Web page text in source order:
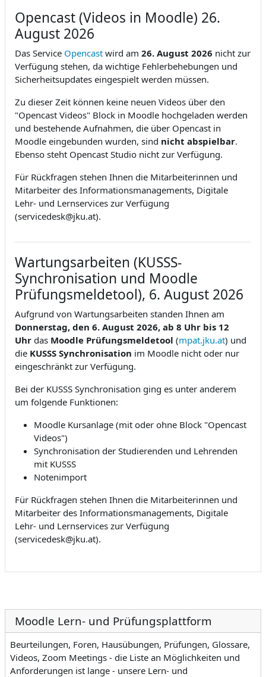
Opencast (Videos in Moodle) 26.
August 2026
Das Service Opencast wird am 26. August 2026 nicht zur
Verfügung stehen, da wichtige Fehlerbehebungen und
Sicherheitsupdates eingespielt werden müssen.
Zu dieser Zeit können keine neuen Videos über den
"Opencast Videos" Block in Moodle hochgeladen werden
und bestehende Aufnahmen, die über Opencast in
Moodle eingebunden wurden, sind nicht abspielbar.
Ebenso steht Opencast Studio nicht zur Verfügung.
Für Rückfragen stehen Ihnen die Mitarbeiterinnen und
Mitarbeiter des Informationsmanagements, Digitale
Lehr- und Lernservices zur Verfügung
(servicedesk@jku.at).
Wartungsarbeiten (KUSSS-
Synchronisation und Moodle
Prüfungsmeldetool), 6. August 2026
Aufgrund von Wartungsarbeiten standen Ihnen am
Donnerstag, den 6. August 2026, ab 8 Uhr bis 12
Uhr das Moodle Prüfungsmeldetool (mpat.jku.at) und
die KUSSS Synchronisation im Moodle nicht oder nur
eingeschränkt zur Verfügung.
Bei der KUSSS Synchronisation ging es unter anderem
um folgende Funktionen:
Moodle Kursanlage (mit oder ohne Block "Opencast
Videos")
Synchronisation der Studierenden und Lehrenden
mit KUSSS
Notenimport
Für Rückfragen stehen Ihnen die Mitarbeiterinnen und
Mitarbeiter des Informationsmanagements, Digitale
Lehr- und Lernservices zur Verfügung
(servicedesk@jku.at).
Moodle Lern- und Prüfungsplattform
Beurteilungen, Foren, Hausübungen, Prüfungen, Glossare,
Videos, Zoom Meetings - die Liste an Möglichkeiten und
Anforderungen ist lange - unsere Lern- und